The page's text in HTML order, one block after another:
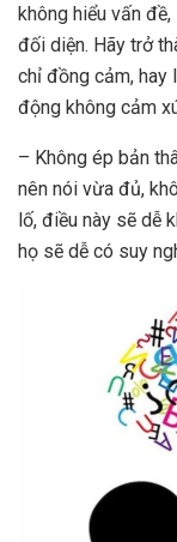
không hiểu vấn
đối diện. Hãy trở
chỉ đồng cảm, hay
động không cảm
– Không ép bản
nên nói vừa đủ,
lố, điều này sẽ dễ
họ sẽ dễ có suy